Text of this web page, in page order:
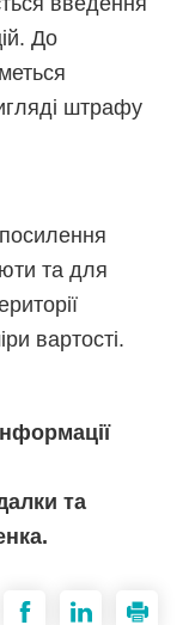
До
штрафу
та для
вартості.
та